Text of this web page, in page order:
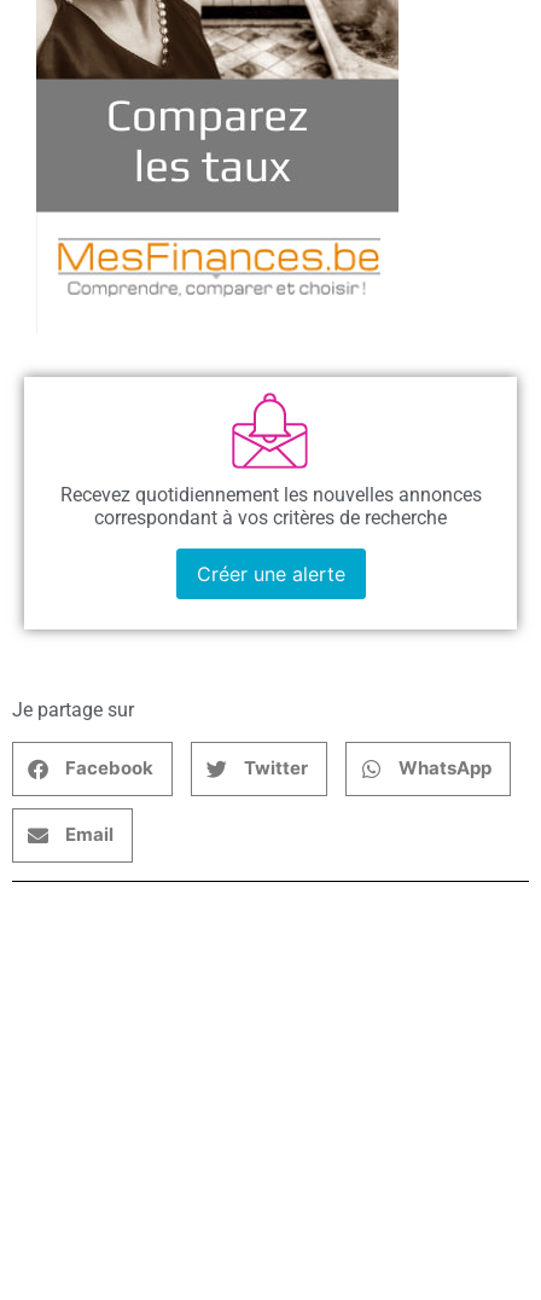
Recevez quotidiennement les nouvelles annonces
correspondant à vos critères de recherche
Créer une alerte
Je partage sur
Facebook Twitter WhatsApp
Email